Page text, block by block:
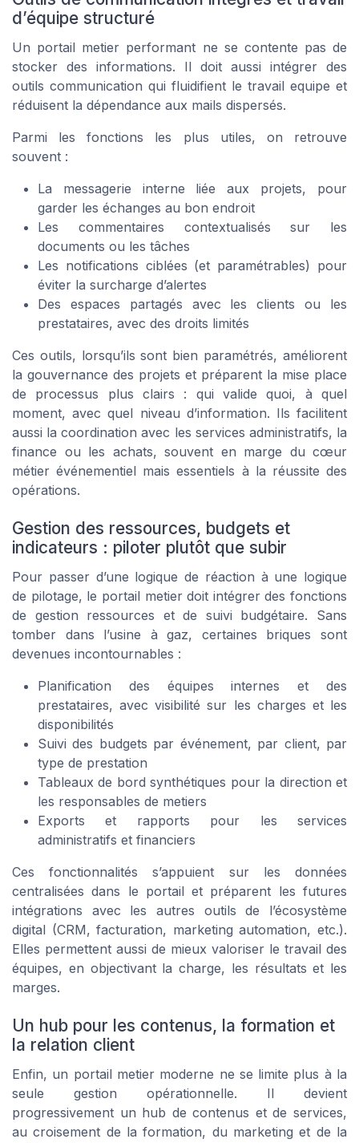
d’équipe structuré
Un portail metier performant ne se contente pas de
stocker des informations. Il doit aussi intégrer des
outils communication qui fluidifient le travail equipe et
réduisent la dépendance aux mails dispersés.
Parmi les fonctions les plus utiles, on retrouve
souvent :
La messagerie interne liée aux projets, pour
garder les échanges au bon endroit
Les commentaires contextualisés sur les
documents ou les tâches
Les notifications ciblées (et paramétrables) pour
éviter la surcharge d’alertes
Des espaces partagés avec les clients ou les
prestataires, avec des droits limités
Ces outils, lorsqu’ils sont bien paramétrés, améliorent
la gouvernance des projets et préparent la mise place
de processus plus clairs : qui valide quoi, à quel
moment, avec quel niveau d’information. Ils facilitent
aussi la coordination avec les services administratifs, la
finance ou les achats, souvent en marge du cœur
métier événementiel mais essentiels à la réussite des
opérations.
Gestion des ressources, budgets et
indicateurs : piloter plutôt que subir
Pour passer d’une logique de réaction à une logique
de pilotage, le portail metier doit intégrer des fonctions
de gestion ressources et de suivi budgétaire. Sans
tomber dans l’usine à gaz, certaines briques sont
devenues incontournables :
Planification des équipes internes et des
prestataires, avec visibilité sur les charges et les
disponibilités
Suivi des budgets par événement, par client, par
type de prestation
Tableaux de bord synthétiques pour la direction et
les responsables de metiers
Exports et rapports pour les services
administratifs et financiers
Ces fonctionnalités s’appuient sur les données
centralisées dans le portail et préparent les futures
intégrations avec les autres outils de l’écosystème
digital (CRM, facturation, marketing automation, etc.).
Elles permettent aussi de mieux valoriser le travail des
équipes, en objectivant la charge, les résultats et les
marges.
Un hub pour les contenus, la formation et
la relation client
Enfin, un portail metier moderne ne se limite plus à la
seule gestion opérationnelle. Il devient
progressivement un hub de contenus et de services,
au croisement de la formation, du marketing et de la